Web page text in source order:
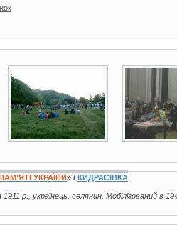
УКРАЇНИ» / КИДРАСІВКА
1911 р., українець, селянин. Мобілізований в